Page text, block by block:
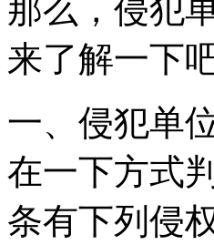
那么，侵犯
来了解一下吧
一、侵犯单
在一下方式
条有下列侵